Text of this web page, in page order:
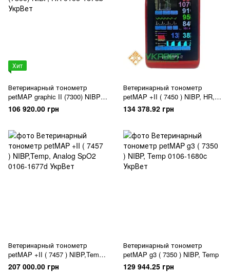
Хит
Ветеринарный тонометр
petMAP graphic II (7300) NIBP,
HR
106 920.00 грн
Ветеринарный тонометр
petMAP +II ( 7450 ) NIBP, HR,
Temp
134 378.92 грн
Ветеринарный тонометр
petMAP +II ( 7457 ) NIBP,Temp,
Analog SpO2
207 000.00 грн
Ветеринарный тонометр
petMAP g3 ( 7350 ) NIBP, Temp
129 944.25 грн